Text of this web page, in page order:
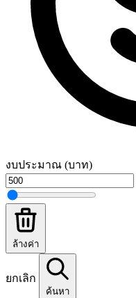
งบประมาณ (บาท)
ล้างค่า
ยกเลิก
ค้นหา